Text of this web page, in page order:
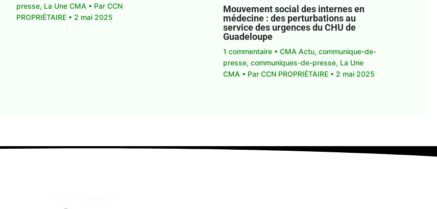
presse, La Une CMA • ParCCN
PROPRIÉTAIRE • 2 mai 2025
Mouvement social des internes en
médecine : des perturbations au
service des urgences du CHU de
Guadeloupe
1 commentaire • CMA Actu, communique-de-
presse, communiques-de-presse, La Une
CMA • Par CCN PROPRIÉTAIRE • 2 mai 2025